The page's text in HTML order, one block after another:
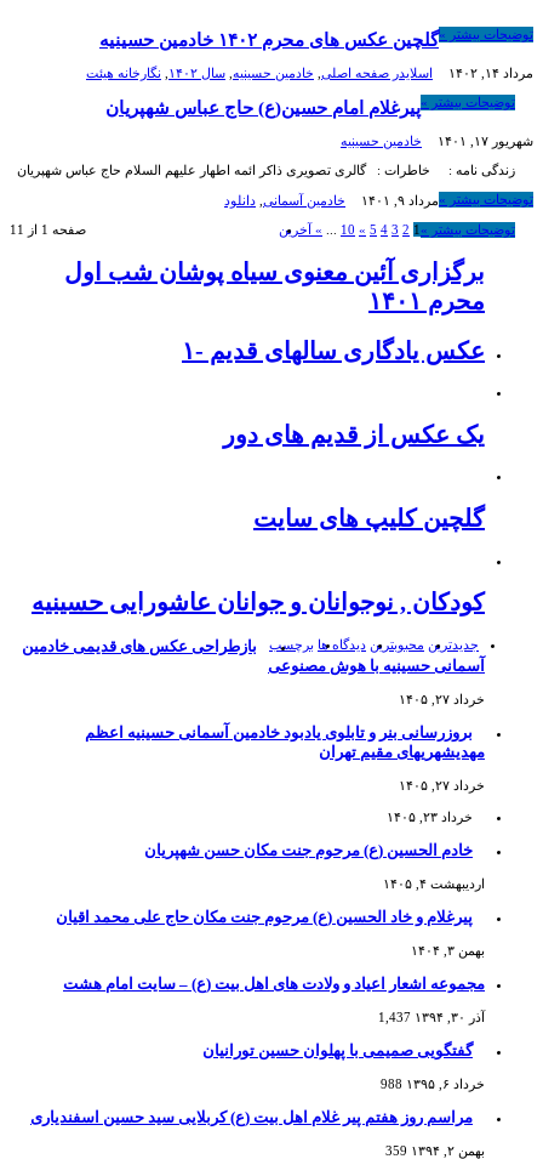
توضیحات بیشتر »گلچین عکس های محرم ۱۴۰۲ خادمین حسینیه
مرداد ۱۴, ۱۴۰۲ اسلایدر صفحه اصلی خادمين حسينيه سال ۱۴۰۲
نگارخانه هیئت
توضیحات بیشتر »پیرغلام امام حسین(ع) حاج عباس شهپریان
شهریور ۱۷, ۱۴۰۱
خادمين حسينيه
زندگی نامه : خاطرات : گالری تصویری ذاکر ائمه اطهار علیهم السلام حاج عباس شهپریان
توضیحات بیشتر »مرداد ۹, ۱۴۰۱ خادمین آسمانی دانلود
توضیحات بیشتر »
صفحه 1 از 11 1
2
3
4
5
»
10 » آخرین
برگزاری آئین معنوی سیاه پوشان شب اول
محرم ۱۴۰۱
عکس یادگاری سالهای قدیم -۱
یک عکس از قدیم های دور
گلچین کلیپ های سایت
کودکان , نوجوانان و جوانان عاشورایی حسینیه
جدیدترین محبوبترین دیدگاه ها برچسب
بازطراحی عکس های قدیمی خادمین
آسمانی حسینیه با هوش مصنوعی
خرداد ۲۷, ۱۴۰۵
بروزرسانی بنر و تابلوی یادبود خادمین آسمانی حسینیه اعظم
مهدیشهریهای مقیم تهران
خرداد ۲۷, ۱۴۰۵
خرداد ۲۳, ۱۴۰۵
خادم الحسین (ع) مرحوم جنت مکان حسن شهپریان
اردیبهشت ۴, ۱۴۰۵
پیرغلام و خاد الحسین (ع) مرحوم جنت مکان حاج علی محمد اقیان
بهمن ۳, ۱۴۰۴
مجموعه اشعار اعیاد و ولادت های اهل بیت (ع) – سایت امام هشت
آذر ۳۰, ۱۳۹۴ 1,437
گفتگویی صمیمی با پهلوان حسین تورانیان
خرداد ۶, ۱۳۹۵ 988
مراسم روز هفتم پیر غلام اهل بیت (ع) کربلایی سید حسین اسفندیاری
بهمن ۲, ۱۳۹۴ 359